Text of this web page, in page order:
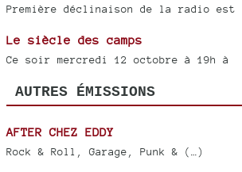
Première déclinaison de la radio est
Le siècle des camps
Ce soir mercredi 12 octobre à 19h à
AUTRES ÉMISSIONS
AFTER CHEZ EDDY
Rock & Roll, Garage, Punk & (…)